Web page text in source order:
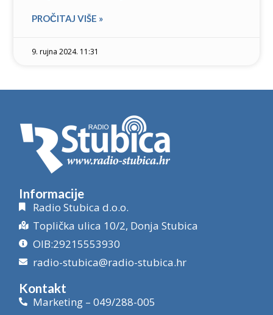
PROČITAJ VIŠE »
9. rujna 2024. 11:31
Informacije
Radio Stubica d.o.o.
Toplička ulica 10/2, Donja Stubica
OIB:29215553930
radio-stubica@radio-stubica.hr
Kontakt
Marketing – 049/288-005